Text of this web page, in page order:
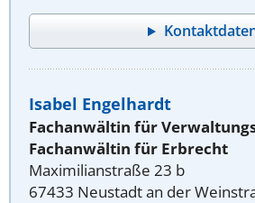
Isabel Engelhardt
Fachanwältin für
Fachanwältin für Erbrecht
Maximilianstraße 23 b
67433 Neustadt an der